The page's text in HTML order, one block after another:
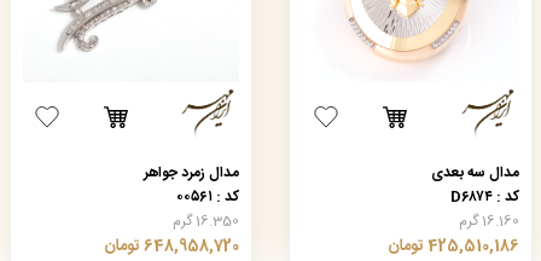
مدال سه بعدی
کد : D۶۸۷۴
16.160 گرم
425,510,186 تومان
مدال زمرد جواهر
کد : ۰۰۵۶۱
16.350 گرم
648,958,720 تومان